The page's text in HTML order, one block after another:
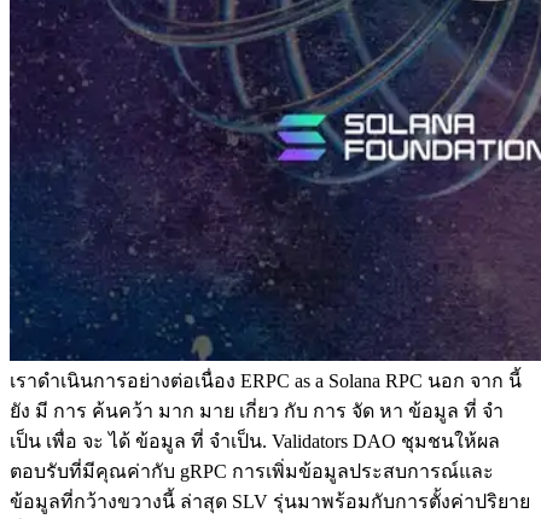
เราดําเนินการอย่างต่อเนื่อง ERPC as a Solana RPC นอก จาก นี้
ยัง มี การ ค้นคว้า มาก มาย เกี่ยว กับ การ จัด หา ข้อมูล ที่ จํา
เป็น เพื่อ จะ ได้ ข้อมูล ที่ จําเป็น. Validators DAO ชุมชนให้ผล
ตอบรับที่มีคุณค่ากับ gRPC การเพิ่มข้อมูลประสบการณ์และ
ข้อมูลที่กว้างขวางนี้ ล่าสุด SLV รุ่นมาพร้อมกับการตั้งค่าปริยาย